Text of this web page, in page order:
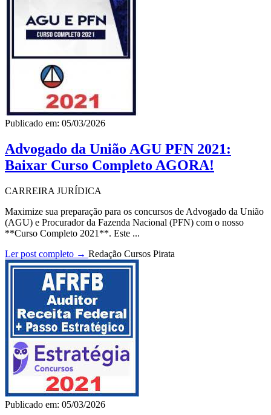
Publicado em: 05/03/2026
Advogado da União AGU PFN 2021:
Baixar Curso Completo AGORA!
CARREIRA JURÍDICA
Maximize sua preparação para os concursos de Advogado da União
(AGU) e Procurador da Fazenda Nacional (PFN) com o nosso
**Curso Completo 2021**. Este ...
Ler post completo → Redação Cursos Pirata
Publicado em: 05/03/2026